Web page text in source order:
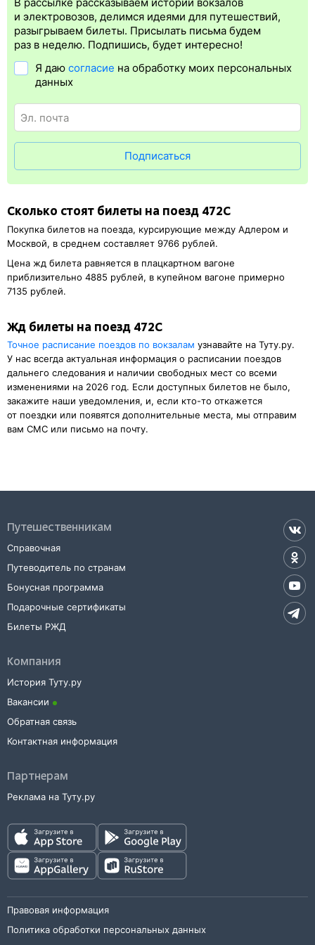
Электронная регистрацияпроизводитсясразупосле оплаты
билета.Электронная регистрация— это опция, которая
упрощает жизнь пассажиру. Её бонус в том, что не требуется
регистрация доступна почти для всех заказов,исключение
составляют поезда
в электронном жд билете. А в случае отсутствия электронной
регистрации еще и распечатка посадочного купона.
и электровозов, делимся идеями для путешествий,
разыгрываем билеты. Присылать письма будем
раз в неделю. Подпишись, будет интересно!
Я даю согласие на обработку моих персональных
данных
Подписаться
Сколько стоят билеты на поезд 472С
Покупка билетов на поезда, курсирующие между Адлером и
Москвой, в среднем составляет 9766 рублей.
Цена жд билета равняется в плацкартном вагоне
приблизительно 4885 рублей, в купейном вагоне примерно
7135 рублей.
Жд билеты на поезд 472С
Точное расписание поездов по вокзалам узнавайте на Туту.ру.
У нас всегда актуальная информация о расписании поездов
дальнего следования и наличии свободных мест со всеми
изменениями на 2026 год. Если доступных билетов не было,
закажите наши уведомления, и, если кто-то откажется
от поездки или появятся дополнительные места, мы отправим
вам СМС или письмо на почту.
Путешественникам
Справочная
Путеводитель по странам
Бонусная программа
Подарочные сертификаты
Билеты РЖД
Компания
История Туту.ру
Вакансии
Обратная связь
Контактная информация
Партнерам
Реклама на Туту.ру
Правовая информация
Политика обработки персональных данных